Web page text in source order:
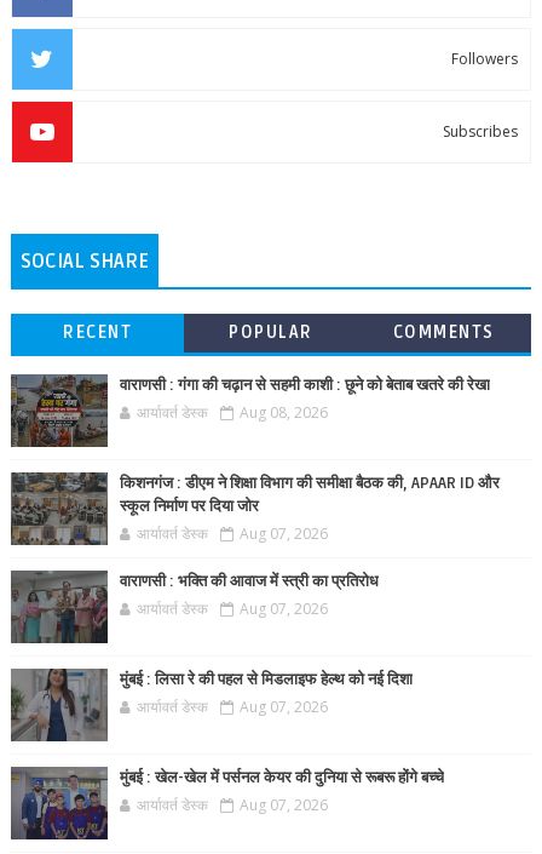
Followers
Subscribes
SOCIAL SHARE
RECENT POPULAR COMMENTS
वाराणसी : गंगा की चढ़ान से सहमी काशी : छूने को बेताब खतरे की रेखा
आर्यावर्त डेस्क Aug 08, 2026
किशनगंज : डीएम ने शिक्षा विभाग की समीक्षा बैठक की, APAAR ID और
स्कूल निर्माण पर दिया जोर
आर्यावर्त डेस्क Aug 07, 2026
वाराणसी : भक्ति की आवाज में स्त्री का प्रतिरोध
आर्यावर्त डेस्क Aug 07, 2026
मुंबई : लिसा रे की पहल से मिडलाइफ हेल्थ को नई दिशा
आर्यावर्त डेस्क Aug 07, 2026
मुंबई : खेल-खेल में पर्सनल केयर की दुनिया से रूबरू होंगे बच्चे
आर्यावर्त डेस्क Aug 07, 2026